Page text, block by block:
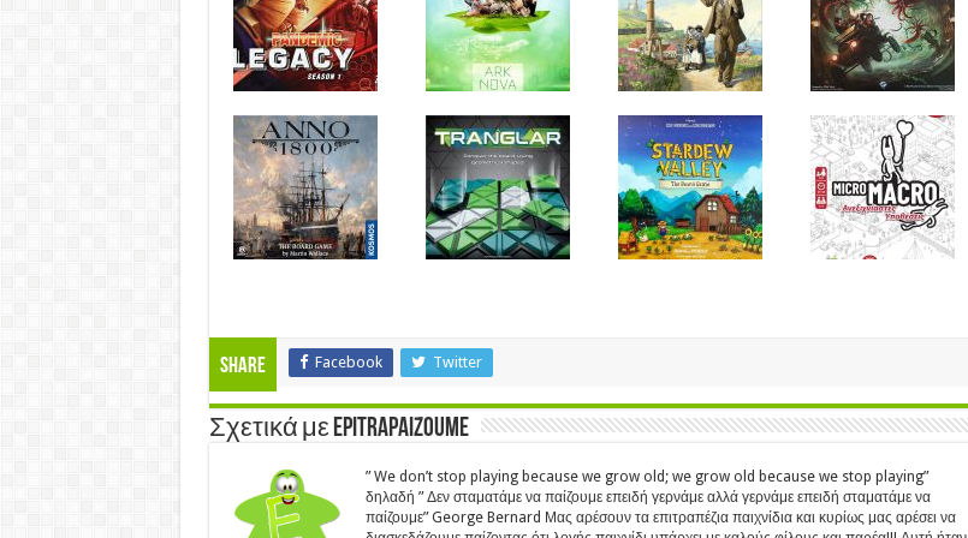
Share Facebook Twitter
Σχετικά με Epitrapaizoume
” We don’t stop playing because we grow old; we grow old because we stop playing”
δηλαδή ” Δεν σταματάμε να παίζουμε επειδή γερνάμε αλλά γερνάμε επειδή σταματάμε να
παίζουμε” George Bernard Μας αρέσουν τα επιτραπέζια παιχνίδια και κυρίως μας αρέσει να